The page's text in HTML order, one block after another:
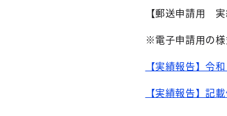
【郵送申請用 実
※電子申請用の様
【実績報告】令
【実績報告】記